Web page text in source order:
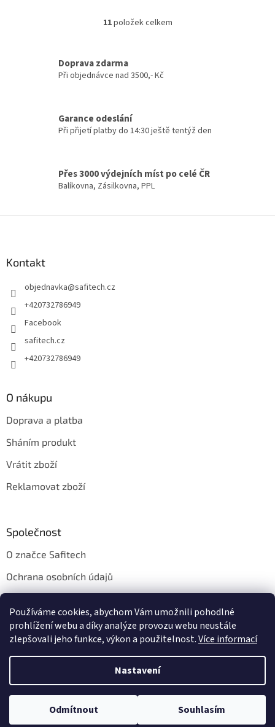
Používáme cookies, abychom Vám umožnili pohodlné
prohlížení webu a díky analýze provozu webu neustále
zlepšovali jeho funkce, výkon a použitelnost.Více informací
Nastavení
Odmítnout Souhlasím
O
d
r
y
v
ý
i
11položek celkem
Doprava zdarma
Při objednávce nad 3500,- Kč
Garance odeslání
Při přijetí platby do 14:30 ještě tentýž den
Přes 3000 výdejních míst po celé ČR
Balíkovna, Zásilkovna, PPL
Kontakt
objednavka@safitech.cz
+420732786949
Facebook
safitech.cz
+420732786949
O nákupu
Doprava a platba
Sháním produkt
Vrátit zboží
Reklamovat zboží
Společnost
O značce Safitech
Ochrana osobních údajů
Kontakt
Vytvořil Shoptet
Copyright 2026Safitech.cz . Všechna práva vyhrazena.